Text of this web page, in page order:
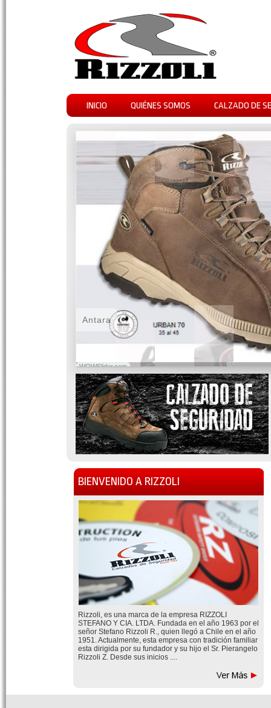
INICIO QUIÉNES SOMOS CALZADO DE
WOWSlider.com
Antara
BIENVENIDO A RIZZOLI
Rizzoli, es una marca de la empresa RIZZOLI
STEFANO Y CIA. LTDA. Fundada en el año 1963 por el
señor Stefano Rizzoli R., quien llegó a Chile en el año
1951. Actualmente, esta empresa con tradición familiar
esta dirigida por su fundador y su hijo el Sr. Pierangelo
Rizzoli Z. Desde sus inicios ....